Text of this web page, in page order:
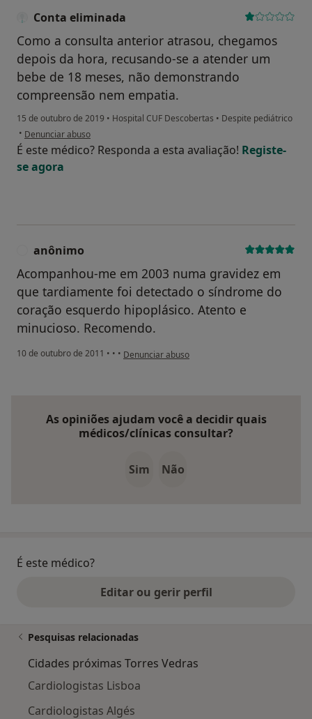
Conta eliminada
Como a consulta anterior atrasou, chegamos
depois da hora, recusando-se a atender um
bebe de 18 meses, não demonstrando
compreensão nem empatia.
15 de outubro de 2019 • Hospital CUF Descobertas • Despite pediátrico
• na opinião do utilizador Conta eliminada
Denunciar abuso
É este médico? Responda a esta avaliação! Registe-
se agora
anônimo
Acompanhou-me em 2003 numa gravidez em
que tardiamente foi detectado o síndrome do
coração esquerdo hipoplásico. Atento e
minucioso. Recomendo.
10 de outubro de 2011 • • • na opinião do utilizador anônimo
Denunciar abuso
As opiniões ajudam você a decidir quais
médicos/clínicas consultar?
Sim Não
É este médico?
Editar ou gerir perfil
Pesquisas relacionadas
Cidades próximas Torres Vedras
Cardiologistas Lisboa
Cardiologistas Algés